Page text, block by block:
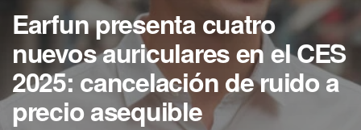
Earfun presenta cuatro
nuevos auriculares en el CES
2025: cancelación de ruido a
precio asequible